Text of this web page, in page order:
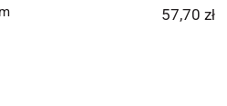
57,70zł